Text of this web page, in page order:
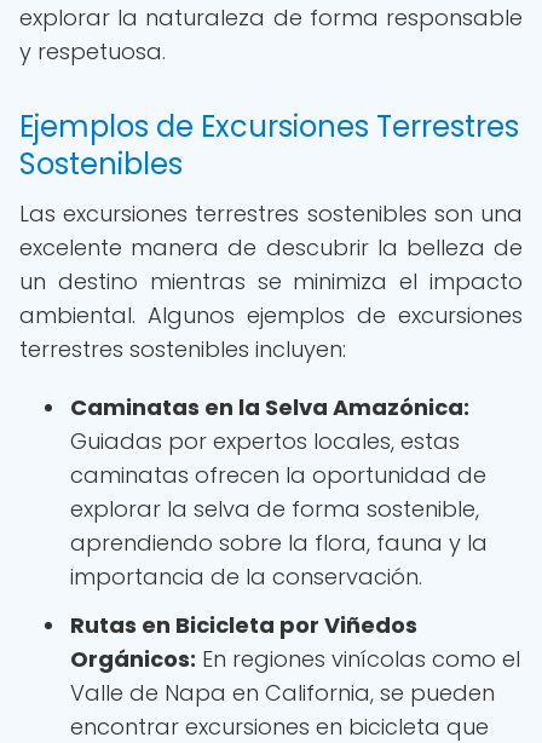
explorar la naturaleza de forma responsable
y respetuosa.
Ejemplos de Excursiones Terrestres
Sostenibles
Las excursiones terrestres sostenibles son una
excelente manera de descubrir la belleza de
un destino mientras se minimiza el impacto
ambiental. Algunos ejemplos de excursiones
terrestres sostenibles incluyen:
Caminatas en la Selva Amazónica:
Guiadas por expertos locales, estas
caminatas ofrecen la oportunidad de
explorar la selva de forma sostenible,
aprendiendo sobre la flora, fauna y la
importancia de la conservación.
Rutas en Bicicleta por Viñedos
Orgánicos: En regiones vinícolas como el
Valle de Napa en California, se pueden
encontrar excursiones en bicicleta que